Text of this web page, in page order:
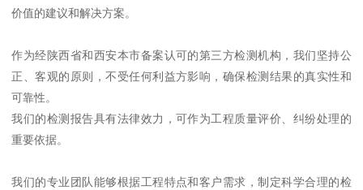
价值的建议和解决方案。
作为经陕西省和西安本市备案认可的第三方检测机构，我们坚持公
正、客观的原则，不受任何利益方影响，确保检测结果的真实性和
可靠性。
我们的检测报告具有法律效力，可作为工程质量评价、纠纷处理的
重要依据。
我们的专业团队能够根据工程特点和客户需求，制定科学合理的检